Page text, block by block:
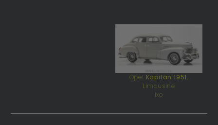
Opel Kapitän 1951,
Limousine
Ixo